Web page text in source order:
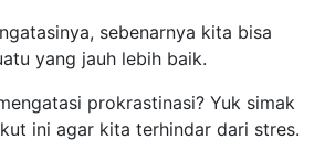
sebenarnya kita bisa
yang jauh lebih baik.
prokrastinasi? Yuk simak
ini agar kita terhindar dari stres.